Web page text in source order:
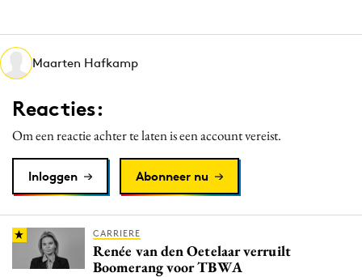
Martech
Media
PR
Programmatic
Purpose Marketing
Reputatie & crisis
Maarten Hafkamp
Reacties:
Om een reactie achter te laten is een account vereist.
Inloggen Abonneer nu
CARRIERE
Renée van den Oetelaar verruilt
Boomerang voor TBWA